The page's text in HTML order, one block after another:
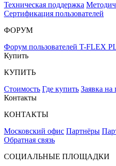
Техническая поддержка
Сертификация пользователей
ФОРУМ
Форум пользователей T-FLEX
Купить
КУПИТЬ
Стоимость Где купить Заявка на
Контакты
КОНТАКТЫ
Московский офис Партнёры
Обратная связь
СОЦИАЛЬНЫЕ ПЛОЩАДКИ